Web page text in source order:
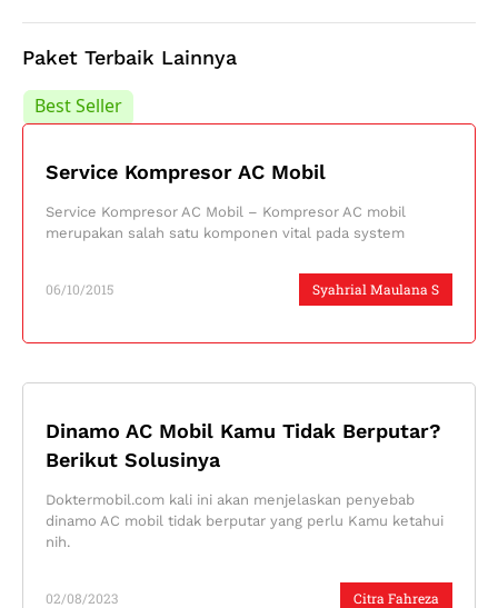
Paket Terbaik Lainnya
Best Seller
Service Kompresor AC Mobil
Syahrial Maulana S
06/10/2015
Service Kompresor AC Mobil – Kompresor AC mobil
merupakan salah satu komponen vital pada system
Best Seller
Dinamo AC Mobil Kamu Tidak Berputar?
Berikut Solusinya
Citra Fahreza
02/08/2023
Doktermobil.com kali ini akan menjelaskan penyebab
dinamo AC mobil tidak berputar yang perlu Kamu ketahui
nih.